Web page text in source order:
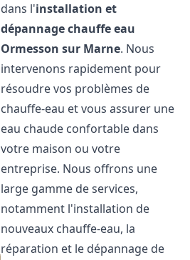
dans l'installation et
dépannage chauffe eau
Ormesson sur Marne. Nous
intervenons rapidement pour
résoudre vos problèmes de
chauffe-eau et vous assurer une
eau chaude confortable dans
votre maison ou votre
entreprise. Nous offrons une
large gamme de services,
notamment l'installation de
nouveaux chauffe-eau, la
réparation et le dépannage de